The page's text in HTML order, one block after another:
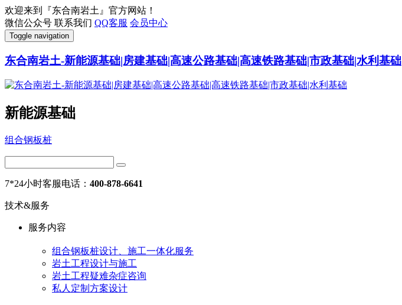
欢迎来到『东合南岩土』官方网站！
微信公众号 联系我们 QQ客服 会员中心
Toggle navigation
东合南岩土-新能源基础|房建基础|高速公路基础|高速铁路基础|市政基础|水利基础
新能源基础
组合钢板桩
7*24小时客服电话： 400-878-6641
技术&服务
服务内容
组合钢板桩设计、施工一体化服务
岩土工程设计与施工
岩土工程疑难杂症咨询
私人定制方案设计